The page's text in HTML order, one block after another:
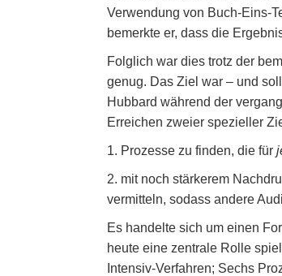
Verwendung von Buch-Eins-
bemerkte er, dass die
Folglich war dies trotz der
genug. Das Ziel war – und
Hubbard während der
Erreichen zweier spezieller
1. Prozesse zu finden, die für
2. mit noch stärkerem
vermitteln, sodass andere
Es handelte sich um einen
heute eine zentrale Rolle
Intensiv-Verfahren; Sechs